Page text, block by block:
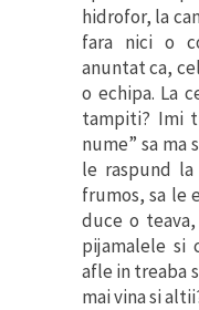
hidrofor, la
fara nici o
anuntat ca,
o echipa. La
tampiti? Imi
nume” sa ma
le raspund
frumos, sa le
duce o
pijamalele si
afle in treaba
mai vina si